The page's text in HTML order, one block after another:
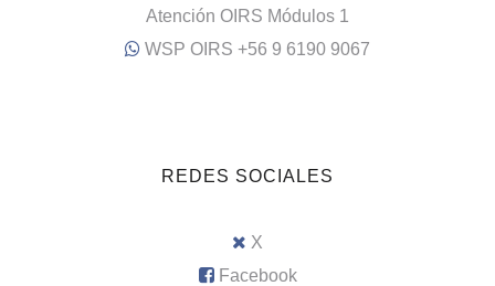
Atención OIRS Módulos 1
WSP OIRS +56 9 6190 9067
REDES SOCIALES
X
Facebook